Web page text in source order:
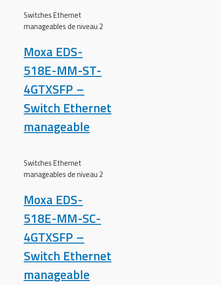
Switches Ethernet
manageables de niveau 2
Moxa EDS-
518E-MM-ST-
4GTXSFP –
Switch Ethernet
manageable
Switches Ethernet
manageables de niveau 2
Moxa EDS-
518E-MM-SC-
4GTXSFP –
Switch Ethernet
manageable